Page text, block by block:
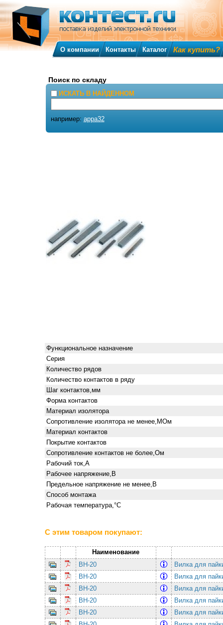
Функциональное назначение
Серия
Количество рядов
Количество контактов в ряду
Шаг контактов,мм
Форма контактов
Материал изолятора
Сопротивление изолятора не менее,МОм
Материал контактов
Покрытие контактов
Сопротивление контактов не более,Ом
Рабочий ток,А
Рабочее напряжение,В
Предельное напряжение не менее,В
Способ монтажа
Рабочая температура,°С
С этим товаром покупают:
Наименование
BH-20
Вилка для
BH-20
Вилка для
BH-20
Вилка для
BH-20
Вилка для
BH-20
Вилка для
О компании Контакты Каталог Как купить?
Поиск по складу
ИСКАТЬ В НАЙДЕННОМ
например: appa32